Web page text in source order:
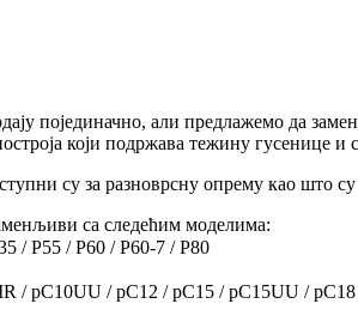
појединачно, али предлажемо да
који подржава тежину гусенице и
су за разноврсну опрему као што
са следећим моделима:
/ Р55 / Р60 / Р60-7 / Р80
/ pC10UU / pC12 / pC15 / pC15UU /